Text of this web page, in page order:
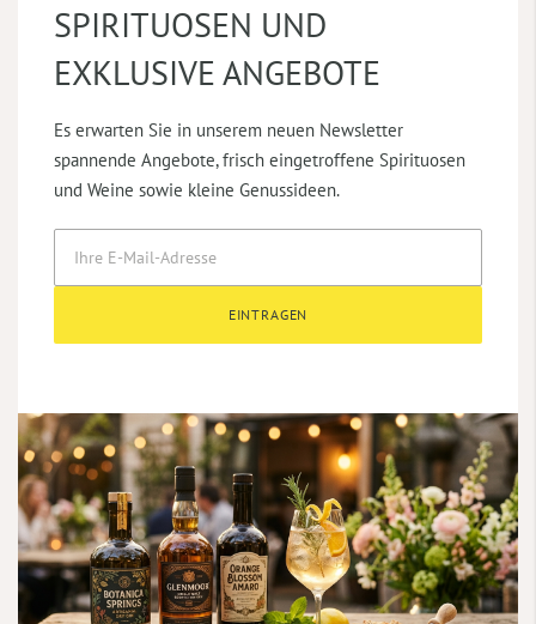
SPIRITUOSEN UND
EXKLUSIVE ANGEBOTE
Es erwarten Sie in unserem neuen Newsletter
spannende Angebote, frisch eingetroffene Spirituosen
und Weine sowie kleine Genussideen.
EINTRAGEN